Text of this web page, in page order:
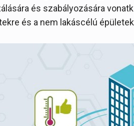
és szabályozására
és a nem lakáscélú